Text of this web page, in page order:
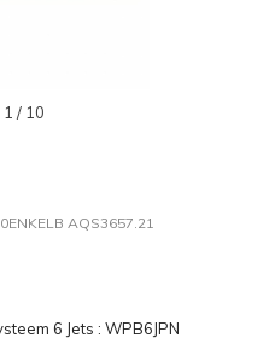
1 / 10
AQS3657.21
6 Jets : WPB6JPN